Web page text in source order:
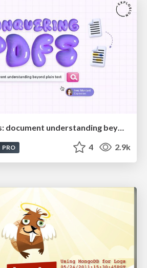
Conquering PDFs: document understanding beyond plain text
PRO 4 2.9k